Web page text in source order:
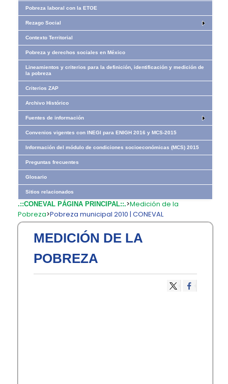
Pobreza laboral con la ETOE
Rezago Social
Contexto Territorial
Pobreza y derechos sociales en México
Lineamientos y criterios para la definición, identificación y medición de
la pobreza
Criterios ZAP
Archivo Histórico
Fuentes de información
Convenios vigentes con INEGI para ENIGH 2016 y MCS-2015
Información del módulo de condiciones socioeconómicas (MCS) 2015
Preguntas frecuentes
Glosario
Sitios relacionados
.::CONEVAL PÁGINA PRINCIPAL::.>Medición de la
Pobreza>Pobreza municipal 2010 | CONEVAL
MEDICIÓN DE LA
POBREZA